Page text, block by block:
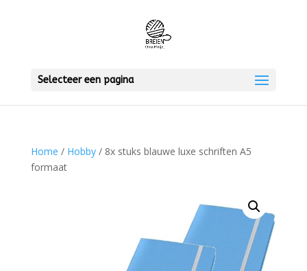
Selecteer een pagina
Home / Hobby/ 8x stuks blauwe luxe schriften A5
formaat